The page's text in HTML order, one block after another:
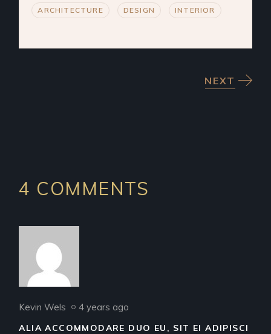
ARCHITECTURE DESIGN INTERIOR
NEXT
4 COMMENTS
Kevin Wels 4 years ago
ALIA ACCOMMODARE DUO EU, SIT EI ADIPISCI